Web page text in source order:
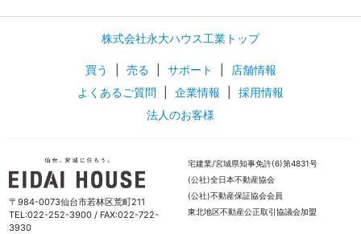
株式会社永大ハウス工業トップ
買う 売る サポート
店舗情報
よくあるご質問
企業情報
採用情報
法人のお客様
〒984-0073仙台市若林区荒町211
TEL:022-252-3900 / FAX:022-722-
3930
宅建業/宮城県知事免許(6)第4831号
(公社)全日本不動産協会
(公社)不動産保証協会会員
東北地区不動産公正取引協議会加盟